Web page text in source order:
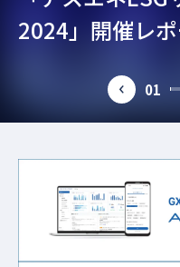
2024」開催レ
prev 01